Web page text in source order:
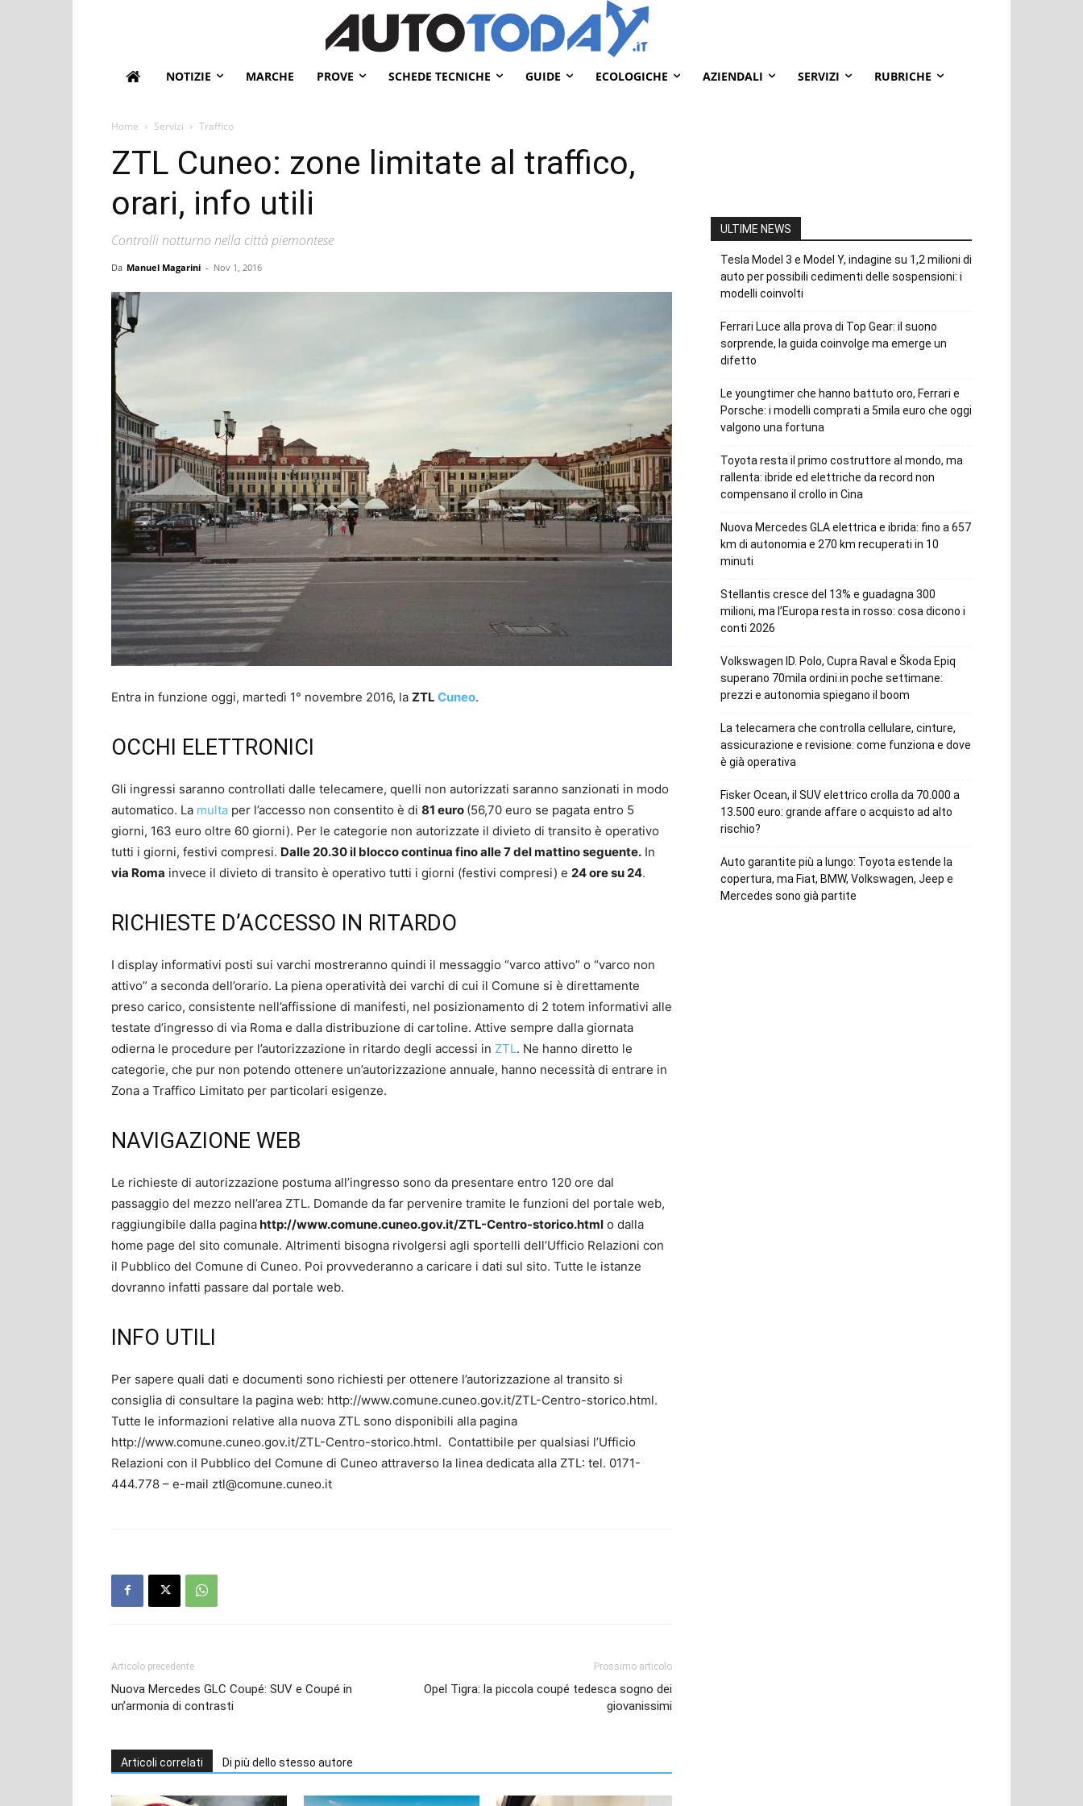
NOTIZIE MARCHE PROVE SCHEDE TECNICHE GUIDE ECOLOGICHE AZIENDALI SERVIZI RUBRICHE
Home Servizi Traffico
ZTL Cuneo: zone limitate al traffico,
orari, info utili
Controlli notturno nella città piemontese
Da Manuel Magarini - Nov 1, 2016
Entra in funzione oggi, martedì 1° novembre 2016, la ZTL Cuneo.
OCCHI ELETTRONICI
Gli ingressi saranno controllati dalle telecamere, quelli non autorizzati saranno sanzionati in modo
automatico. La multa per l’accesso non consentito è di 81 euro (56,70 euro se pagata entro 5
giorni, 163 euro oltre 60 giorni). Per le categorie non autorizzate il divieto di transito è operativo
tutti i giorni, festivi compresi. Dalle 20.30 il blocco continua fino alle 7 del mattino seguente. In
via Roma invece il divieto di transito è operativo tutti i giorni (festivi compresi) e 24 ore su 24.
RICHIESTE D’ACCESSO IN RITARDO
I display informativi posti sui varchi mostreranno quindi il messaggio “varco attivo” o “varco non
attivo” a seconda dell’orario. La piena operatività dei varchi di cui il Comune si è direttamente
preso carico, consistente nell’affissione di manifesti, nel posizionamento di 2 totem informativi alle
testate d’ingresso di via Roma e dalla distribuzione di cartoline. Attive sempre dalla giornata
odierna le procedure per l’autorizzazione in ritardo degli accessi in ZTL. Ne hanno diretto le
categorie, che pur non potendo ottenere un’autorizzazione annuale, hanno necessità di entrare in
Zona a Traffico Limitato per particolari esigenze.
NAVIGAZIONE WEB
Le richieste di autorizzazione postuma all’ingresso sono da presentare entro 120 ore dal
passaggio del mezzo nell’area ZTL. Domande da far pervenire tramite le funzioni del portale web,
raggiungibile dalla paginahttp://www.comune.cuneo.gov.it/ZTL-Centro-storico.html o dalla
home page del sito comunale. Altrimenti bisogna rivolgersi agli sportelli dell’Ufficio Relazioni con
il Pubblico del Comune di Cuneo. Poi provvederanno a caricare i dati sul sito. Tutte le istanze
dovranno infatti passare dal portale web.
INFO UTILI
Per sapere quali dati e documenti sono richiesti per ottenere l’autorizzazione al transito si
consiglia di consultare la pagina web: http://www.comune.cuneo.gov.it/ZTL-Centro-storico.html.
Tutte le informazioni relative alla nuova ZTL sono disponibili alla pagina
http://www.comune.cuneo.gov.it/ZTL-Centro-storico.html. Contattibile per qualsiasi l’Ufficio
Relazioni con il Pubblico del Comune di Cuneo attraverso la linea dedicata alla ZTL: tel. 0171-
444.778 – e-mail ztl@comune.cuneo.it
Articolo precedente
Nuova Mercedes GLC Coupé: SUV e Coupé in
un’armonia di contrasti
Prossimo articolo
Opel Tigra: la piccola coupé tedesca sogno dei
giovanissimi
Articoli correlati Di più dello stesso autore
ULTIME NEWS
Tesla Model 3 e Model Y, indagine su 1,2 milioni di
auto per possibili cedimenti delle sospensioni: i
modelli coinvolti
Ferrari Luce alla prova di Top Gear: il suono
sorprende, la guida coinvolge ma emerge un
difetto
Le youngtimer che hanno battuto oro, Ferrari e
Porsche: i modelli comprati a 5mila euro che oggi
valgono una fortuna
Toyota resta il primo costruttore al mondo, ma
rallenta: ibride ed elettriche da record non
compensano il crollo in Cina
Nuova Mercedes GLA elettrica e ibrida: fino a 657
km di autonomia e 270 km recuperati in 10
minuti
Stellantis cresce del 13% e guadagna 300
milioni, ma l’Europa resta in rosso: cosa dicono i
conti 2026
Volkswagen ID. Polo, Cupra Raval e Škoda Epiq
superano 70mila ordini in poche settimane:
prezzi e autonomia spiegano il boom
La telecamera che controlla cellulare, cinture,
assicurazione e revisione: come funziona e dove
è già operativa
Fisker Ocean, il SUV elettrico crolla da 70.000 a
13.500 euro: grande affare o acquisto ad alto
rischio?
Auto garantite più a lungo: Toyota estende la
copertura, ma Fiat, BMW, Volkswagen, Jeep e
Mercedes sono già partite